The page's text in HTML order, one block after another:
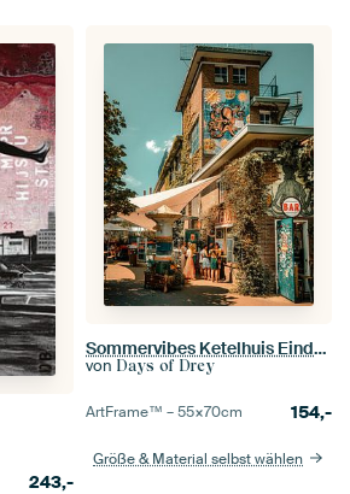
243,-
Sommervibes Ketelhuis Eindhoven
von Days of Drey
ArtFrame™ –55×70cm 154,-
Größe & Material selbst wählen